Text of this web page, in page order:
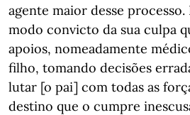
agente maior desse processo.
modo convicto da sua culpa
apoios, nomeadamente
filho, tomando decisões
lutar [o pai] com todas as
destino que o cumpre